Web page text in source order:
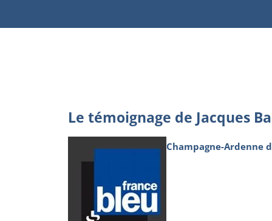
Le témoignage de Jacques
Champagne-Ardenne